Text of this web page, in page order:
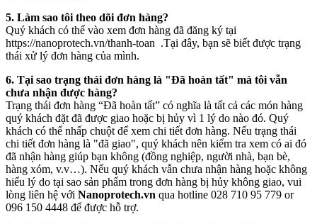
5. Làm sao tôi theo dõi đơn hàng?
Quý khách có thể vào xem đơn hàng đã đăng ký tại
https://nanoprotech.vn/thanh-toan .Tại đây, bạn sẽ biết được trạng
thái xử lý đơn hàng của mình.
6. Tại sao trạng thái đơn hàng là "Đã hoàn tất" mà tôi vẫn
chưa nhận được hàng?
Trạng thái đơn hàng “Đã hoàn tất” có nghĩa là tất cả các món hàng
quý khách đặt đã được giao hoặc bị hủy vì 1 lý do nào đó. Quý
khách có thể nhấp chuột để xem chi tiết đơn hàng. Nếu trạng thái
chi tiết đơn hàng là "đã giao", quý khách nên kiểm tra xem có ai đó
đã nhận hàng giúp bạn không (đồng nghiệp, người nhà, bạn bè,
hàng xóm, v.v…). Nếu quý khách vẫn chưa nhận hàng hoặc không
hiểu lý do tại sao sản phẩm trong đơn hàng bị hủy không giao, vui
lòng liên hệ với Nanoprotech.vn qua hotline 028 710 95 779 or
096 150 4448 để được hỗ trợ.